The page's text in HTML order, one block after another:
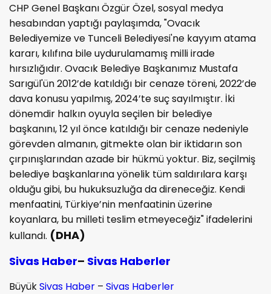
CHP Genel Başkanı Özgür Özel, sosyal medya
hesabından yaptığı paylaşımda, "Ovacık
Belediyemize ve Tunceli Belediyesi'ne kayyım atama
kararı, kılıfına bile uydurulamamış milli irade
hırsızlığıdır. Ovacık Belediye Başkanımız Mustafa
Sarıgül'ün 2012’de katıldığı bir cenaze töreni, 2022’de
dava konusu yapılmış, 2024’te suç sayılmıştır. İki
dönemdir halkın oyuyla seçilen bir belediye
başkanını, 12 yıl önce katıldığı bir cenaze nedeniyle
görevden almanın, gitmekte olan bir iktidarın son
çırpınışlarından azade bir hükmü yoktur. Biz, seçilmiş
belediye başkanlarına yönelik tüm saldırılara karşı
olduğu gibi, bu hukuksuzluğa da direneceğiz. Kendi
menfaatini, Türkiye’nin menfaatinin üzerine
koyanlara, bu milleti teslim etmeyeceğiz" ifadelerini
kullandı. (DHA)
Sivas Haber– Sivas Haberler
BüyükSivas Haber – Sivas Haberler